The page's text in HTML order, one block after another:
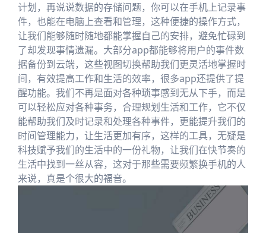
计划，再说说数据的存储问题，你可以在手机上记录事
件，也能在电脑上查看和管理，这种便捷的操作方式，
让我们能够随时随地都能掌握自己的安排，避免忙碌到
了却发现事情遗漏。大部分app都能够将用户的事件数
据备份到云端，这些视图切换帮助我们更灵活地掌握时
间，有效提高工作和生活的效率，很多app还提供了提
醒功能。我们不再是面对各种琐事感到无从下手，而是
可以轻松应对各种事务，合理规划生活和工作，它不仅
能帮助我们及时记录和处理各种事件，更能提升我们的
时间管理能力，让生活更加有序，这样的工具，无疑是
科技赋予我们的生活中的一份礼物，让我们在快节奏的
生活中找到一丝从容，这对于那些需要频繁换手机的人
来说，真是个很大的福音。